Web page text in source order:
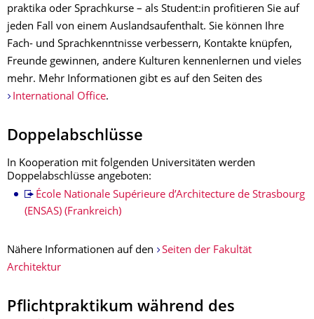
praktika oder Sprachkurse – als Student:in profitieren Sie auf
jeden Fall von einem Auslandsaufenthalt. Sie können Ihre
Fach- und Sprachkenntnisse verbessern, Kontakte knüpfen,
Freunde gewinnen, andere Kulturen kennenlernen und vieles
mehr. Mehr Informationen gibt es auf den Seiten des
International Office.
Doppelabschlüsse
In Kooperation mit folgenden Universitäten werden
Doppelabschlüsse angeboten:
École Nationale Supérieure d’Architecture de Strasbourg
(ENSAS) (Frankreich)
Nähere Informationen auf den
Seiten der Fakultät
Architektur
Pflichtpraktikum während des